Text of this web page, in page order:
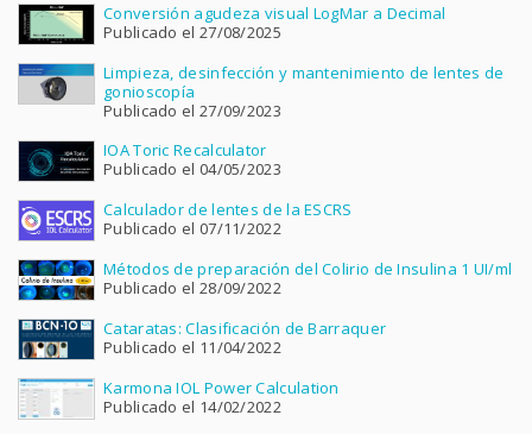
Conversión agudeza visual LogMar a Decimal
Publicado el 27/08/2025
Limpieza, desinfección y mantenimiento de lentes de
gonioscopía
Publicado el 27/09/2023
IOA Toric Recalculator
Publicado el 04/05/2023
Calculador de lentes de la ESCRS
Publicado el 07/11/2022
Métodos de preparación del Colirio de Insulina 1 UI/ml
Publicado el 28/09/2022
Cataratas: Clasificación de Barraquer
Publicado el 11/04/2022
Karmona IOL Power Calculation
Publicado el 14/02/2022